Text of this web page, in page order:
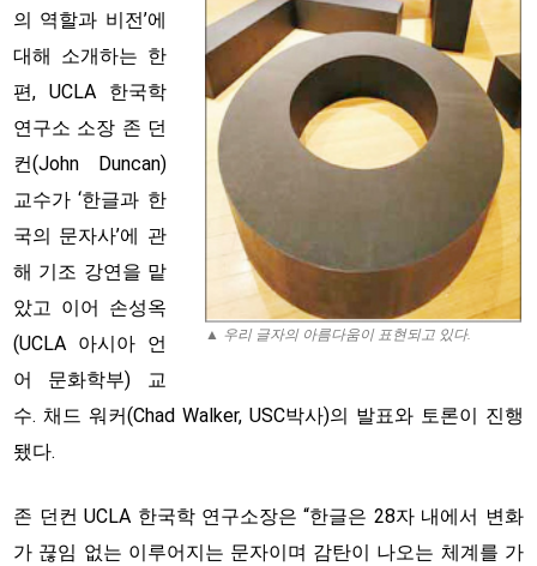
▲ 우리 글자의 아름다움이 표현되고 있다.
의 역할과 비전’에
대해 소개하는 한
편, UCLA 한국학
연구소 소장 존 던
컨(John Duncan)
교수가 ‘한글과 한
국의 문자사’에 관
해 기조 강연을 맡
았고 이어 손성옥
(UCLA 아시아 언
어 문화학부) 교
수. 채드 워커(Chad Walker, USC박사)의 발표와 토론이 진행
됐다.
존 던컨 UCLA 한국학 연구소장은 “한글은 28자 내에서 변화
가 끊임 없는 이루어지는 문자이며 감탄이 나오는 체계를 가